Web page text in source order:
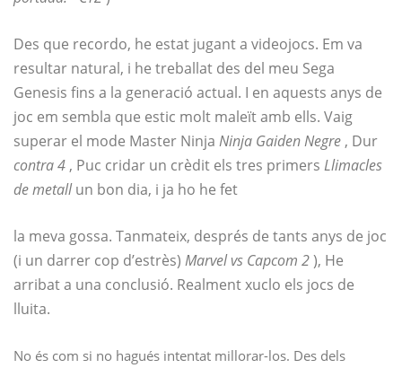
Des que recordo, he estat jugant a videojocs. Em va
resultar natural, i he treballat des del meu Sega
Genesis fins a la generació actual. I en aquests anys de
joc em sembla que estic molt maleït amb ells. Vaig
superar el mode Master Ninja Ninja Gaiden Negre , Dur
contra 4 , Puc cridar un crèdit els tres primers Llimacles
de metallun bon dia, i ja ho he fet
la meva gossa. Tanmateix, després de tants anys de joc
(i un darrer cop d’estrès) Marvel vs Capcom 2), He
arribat a una conclusió. Realment xuclo els jocs de
lluita.
No és com si no hagués intentat millorar-los. Des dels